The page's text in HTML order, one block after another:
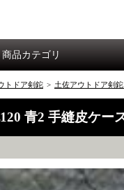
商品カテゴリ
トドア剣鉈 > 土佐アウトドア剣
青2 手縫皮ケー